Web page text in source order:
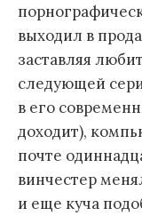
выходил в
заставляя
следующей
в его
доходит),
почте
винчестер
и еще куча